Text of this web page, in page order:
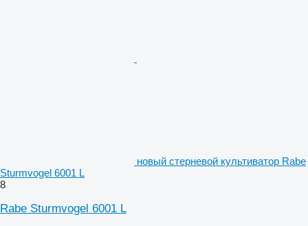
новый стерневой культиватор Rabe
Sturmvogel 6001 L
8
Rabe Sturmvogel 6001 L